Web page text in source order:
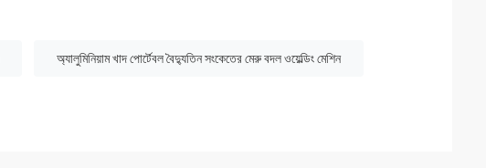
অ্যালুমিনিয়াম খাদ পোর্টেবল বৈদ্যুতিন সংকেতের মেরু বদল ওয়েল্ডিং মেশিন